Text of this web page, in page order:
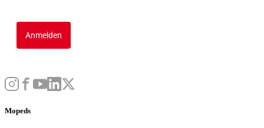
Anmelden
Mopeds